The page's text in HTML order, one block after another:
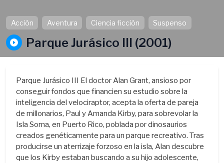
Acción Aventura Ciencia ficción Suspenso
Parque Jurásico III (2001)
Parque Jurásico III El doctor Alan Grant, ansioso por
conseguir fondos que financien su estudio sobre la
inteligencia del velociraptor, acepta la oferta de pareja
de millonarios, Paul y Amanda Kirby, para sobrevolar la
Isla Sorna, en Puerto Rico, poblada por dinosaurios
creados genéticamente para un parque recreativo. Tras
producirse un aterrizaje forzoso en la isla, Alan descubre
que los Kirby estaban buscando a su hijo adolescente,